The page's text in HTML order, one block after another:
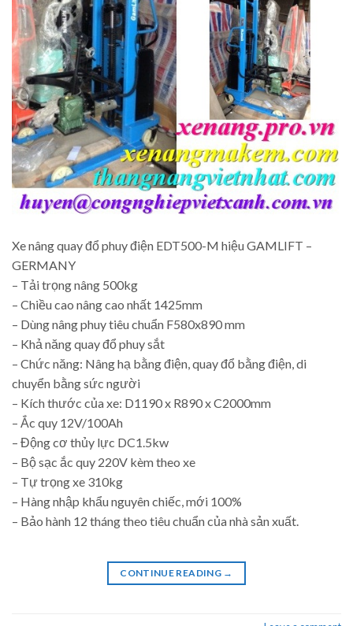
Xe nâng quay đổ phuy điện EDT500-M hiệu GAMLIFT –
GERMANY
– Tải trọng nâng 500kg
– Chiều cao nâng cao nhất 1425mm
– Dùng nâng phuy tiêu chuẩn F580x890 mm
– Khả năng quay đổ phuy sắt
– Chức năng: Nâng hạ bằng điện, quay đổ bằng điện, di
chuyển bằng sức người
– Kích thước của xe: D1190 x R890 x C2000mm
– Ắc quy 12V/100Ah
– Động cơ thủy lực DC1.5kw
– Bộ sạc ắc quy 220V kèm theo xe
– Tự trọng xe 310kg
– Hàng nhập khẩu nguyên chiếc, mới 100%
– Bảo hành 12 tháng theo tiêu chuẩn của nhà sản xuất.
CONTINUE READING →